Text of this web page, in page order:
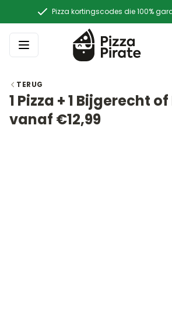
Pizza kortingscodes die 100%
TERUG
1 Pizza + 1 Bijgerecht
vanaf €12,99